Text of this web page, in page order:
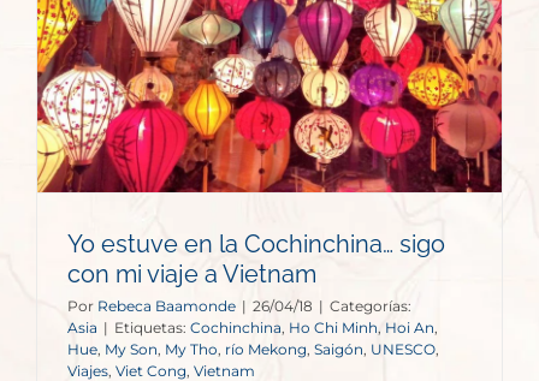
Yo estuve en la Cochinchina… sigo
con mi viaje a Vietnam
Por Rebeca Baamonde | 26/04/18 | Categorías:
Asia | Etiquetas: Cochinchina Ho Chi Minh, Hoi An
Hue, My Son My Tho, río Mekong Saigón, UNESCO
Viajes Viet Cong, Vietnam